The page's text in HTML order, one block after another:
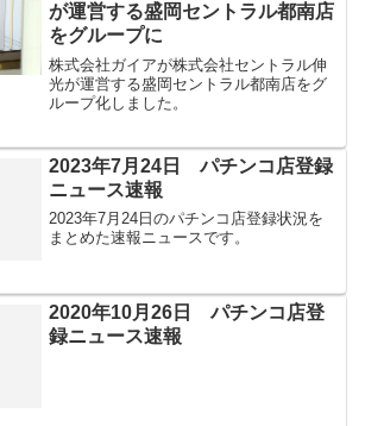
が運営する盛岡セントラル都南店
をグループに
株式会社ガイアが株式会社セントラル伸
光が運営する盛岡セントラル都南店をグ
ループ化しました。
2023年7月24日 パチンコ店登録
ニュース速報
2023年7月24日のパチンコ店登録状況を
まとめた速報ニュースです。
2020年10月26日 パチンコ店登
録ニュース速報